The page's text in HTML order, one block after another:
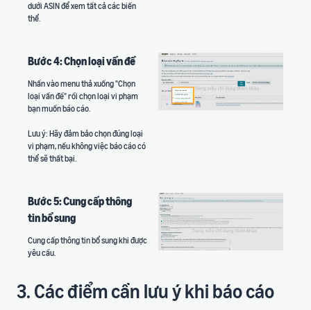
dưới ASIN để xem tất cả các biến
thể.
Bước 4: Chọn loại vấn đề
Nhấn vào menu thả xuống "Chọn
loại vấn đề" rồi chọn loại vi phạm
bạn muốn báo cáo.
Lưu ý: Hãy đảm bảo chọn đúng loại
vi phạm, nếu không việc báo cáo có
thể sẽ thất bại.
Bước 5: Cung cấp thông
tin bổ sung
Cung cấp thông tin bổ sung khi được
yêu cầu.
3. Các điểm cần lưu ý khi báo cáo